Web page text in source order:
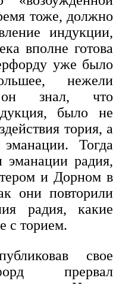
тоже, должно
индукции,
вполне готова
уже было
нежели
знал, что
было не
тория, а
эманации. Тогда
радия,
и Дорном в
они повторили
радия, какие
с торием.
свое
прервал